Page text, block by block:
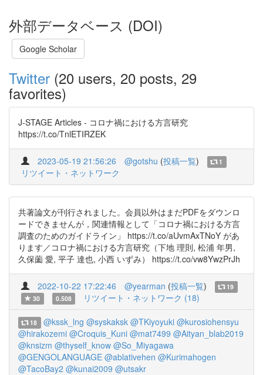
外部データベース (DOI)
Google Scholar
Twitter (20 users, 20 posts, 29
favorites)
J-STAGE Articles - コロナ禍における方言研究
https://t.co/TnlETIRZEK
2023-05-19 21:56:26 @gotshu (投稿一覧) 1
リツイート・ネットワーク
共著論文が刊行されました。会員以外はまだPDFをダウンロ
ードできませんが，関連情報として「コロナ禍における方言
調査のためのガイドライン」 https://t.co/aUvmAxTNoY があ
ります／コロナ禍における方言研究（下地 理則, 松浦 年男,
久保薗 愛, 平子 達也, 小西 いずみ） https://t.co/vw8YwzPrJh
2022-10-22 17:22:46 @yearman (投稿一覧)
19
30
0.508 リツイート・ネットワーク (18)
18 @kssk_lng @syskaksk @TKiyoyuki @kurosiohensyu
@hirakozemi @Croquis_Kuni @mat7499 @Aityan_blab2019
@knsizm @thyself_know @So_Miyagawa
@GENGOLANGUAGE @ablativehen @Kurimahogen
@TacoBay2 @kunai2009 @utsakr